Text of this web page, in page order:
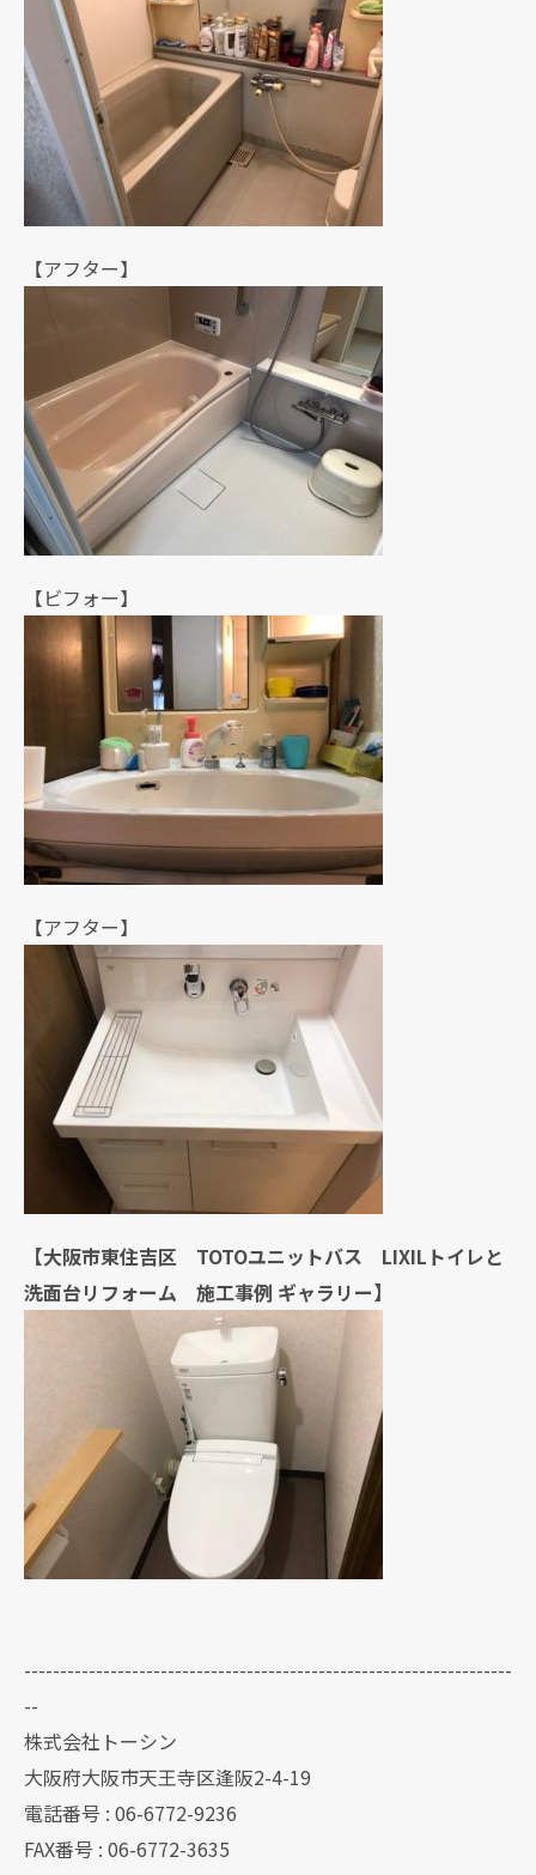
【アフター】
【ビフォー】
【アフター】
【大阪市東住吉区 TOTOユニットバス LIXILトイレと
洗面台リフォーム 施工事例 ギャラリー】
--------------------------------------------------------------------
--
株式会社トーシン
大阪府大阪市天王寺区逢阪2-4-19
電話番号 : 06-6772-9236
FAX番号 : 06-6772-3635